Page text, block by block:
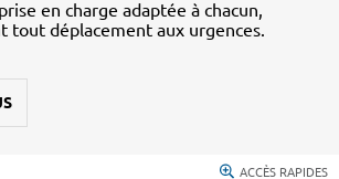
en charge adaptée à chacun,
tout déplacement aux urgences.
ACCÈS RAPIDES